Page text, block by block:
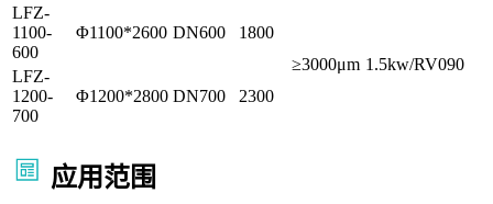
LFZ-
1100-
600
Φ1100*2600 DN600
1800
≥3000μm 1.5kw/RV090
LFZ-
1200-
700
Φ1200*2800 DN700 2300
应用范围